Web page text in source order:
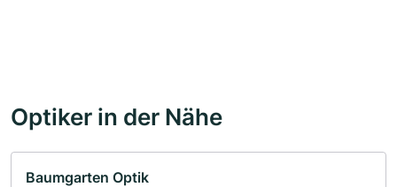
Optiker in der Nähe
Baumgarten Optik